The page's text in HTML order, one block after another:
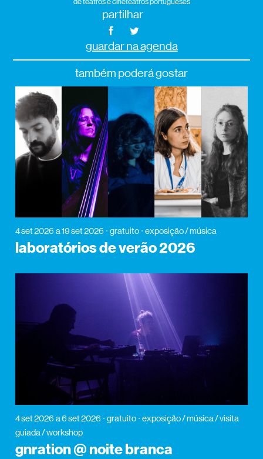
partilhar
guardar na agenda
também poderá gostar
4 set 2026 a 19 set 2026 gratuito exposição / música
laboratórios de verão 2026
4 set 2026 a 6 set 2026 gratuito
exposição / música / visita
guiada / workshop
gnration @ noite branca